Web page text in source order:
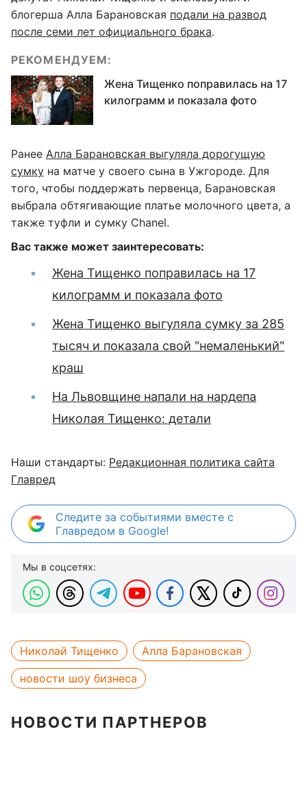
блогерша Алла Барановская подали на развод
после семи лет официального брака.
РЕКОМЕНДУЕМ:
Жена Тищенко поправилась на 17
килограмм и показала фото
Ранее Алла Барановская выгуляла дорогущую
сумку на матче у своего сына в Ужгороде. Для
того, чтобы поддержать первенца, Барановская
выбрала обтягивающие платье молочного цвета, а
также туфли и сумку Chanel.
Вас также может заинтересовать:
Жена Тищенко поправилась на 17
килограмм и показала фото
Жена Тищенко выгуляла сумку за 285
тысяч и показала свой "немаленький"
краш
На Львовщине напали на нардепа
Николая Тищенко: детали
Наши стандарты: Редакционная политика сайта
Главред
Следите за событиями вместе с
Главредом в Google!
Мы в соцсетях:
Николай Тищенко
Алла Барановская
новости шоу бизнеса
НОВОСТИ ПАРТНЕРОВ